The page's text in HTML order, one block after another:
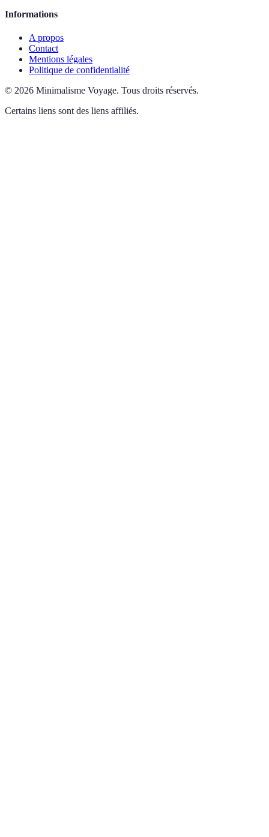
Informations
A propos
Contact
Mentions légales
Politique de confidentialité
© 2026 Minimalisme Voyage. Tous droits réservés.
Certains liens sont des liens affiliés.